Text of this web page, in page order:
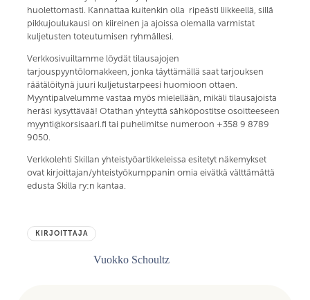
huolettomasti. Kannattaa kuitenkin olla ripeästi liikkeellä, sillä
pikkujoulukausi on kiireinen ja ajoissa olemalla varmistat
kuljetusten toteutumisen ryhmällesi.
Verkkosivuiltamme löydät tilausajojen
tarjouspyyntölomakkeen, jonka täyttämällä saat tarjouksen
räätälöitynä juuri kuljetustarpeesi huomioon ottaen.
Myyntipalvelumme vastaa myös mielellään, mikäli tilausajoista
heräsi kysyttävää! Otathan yhteyttä sähköpostitse osoitteeseen
myynti@korsisaari.fi tai puhelimitse numeroon +358 9 8789
9050.
Verkkolehti Skillan yhteistyöartikkeleissa esitetyt näkemykset
ovat kirjoittajan/yhteistyökumppanin omia eivätkä välttämättä
edusta Skilla ry:n kantaa.
KIRJOITTAJA
Vuokko Schoultz